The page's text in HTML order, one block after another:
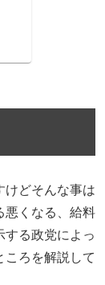
けどそんな事は
悪くなる、給料
する政党によっ
ころを解説して